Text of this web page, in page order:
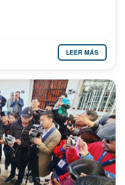
LEER MÁS